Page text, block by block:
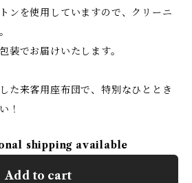
ンを使用していますので、クリーニ
装でお届けいたします。
た来客用座布団で、特別なひととき
！
shipping available
Add to cart